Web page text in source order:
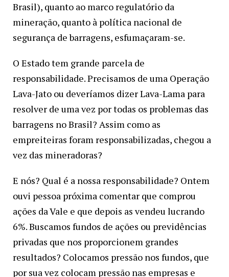
Brasil), quanto ao marco regulatório da
mineração, quanto à política nacional de
segurança de barragens, esfumaçaram-se.
O Estado tem grande parcela de
responsabilidade. Precisamos de uma Operação
Lava-Jato ou deveríamos dizer Lava-Lama para
resolver de uma vez por todas os problemas das
barragens no Brasil? Assim como as
empreiteiras foram responsabilizadas, chegou a
vez das mineradoras?
E nós? Qual é a nossa responsabilidade? Ontem
ouvi pessoa próxima comentar que comprou
ações da Vale e que depois as vendeu lucrando
6%. Buscamos fundos de ações ou previdências
privadas que nos proporcionem grandes
resultados? Colocamos pressão nos fundos, que
por sua vez colocam pressão nas empresas e